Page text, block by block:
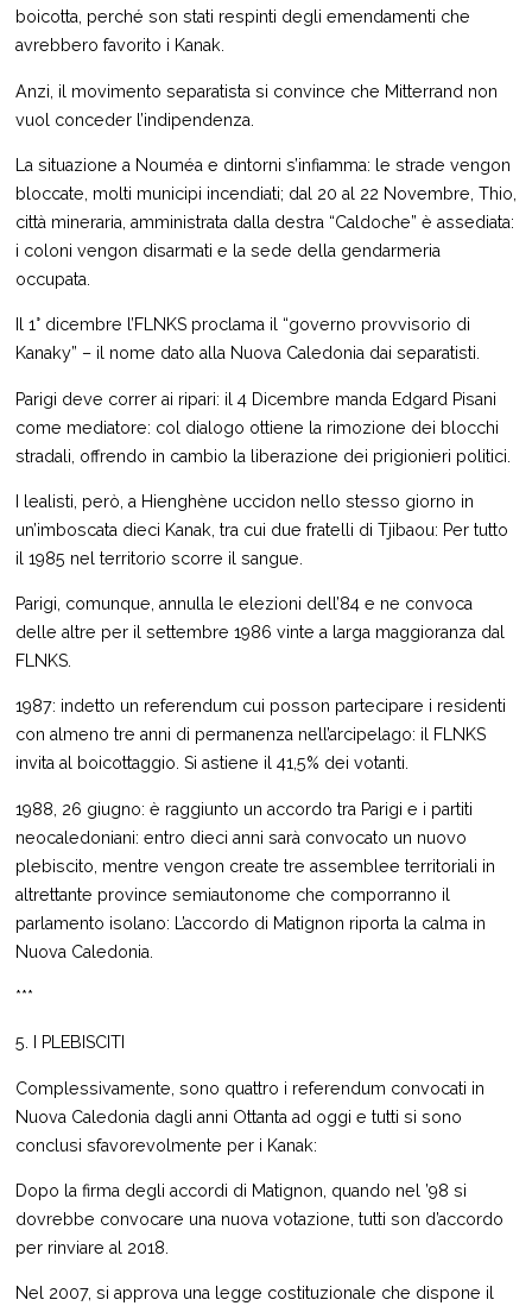
boicotta, perché son stati respinti degli emendamenti che
avrebbero favorito i Kanak.
Anzi, il movimento separatista si convince che Mitterrand non
vuol conceder l’indipendenza.
La situazione a Nouméa e dintorni s’infiamma: le strade vengon
bloccate, molti municipi incendiati; dal 20 al 22 Novembre, Thio,
città mineraria, amministrata dalla destra “Caldoche” è assediata:
i coloni vengon disarmati e la sede della gendarmeria
occupata.
Il 1° dicembre l’FLNKS proclama il “governo provvisorio di
Kanaky” – il nome dato alla Nuova Caledonia dai separatisti.
Parigi deve correr ai ripari: il 4 Dicembre manda Edgard Pisani
come mediatore: col dialogo ottiene la rimozione dei blocchi
stradali, offrendo in cambio la liberazione dei prigionieri politici.
I lealisti, però, a Hienghène uccidon nello stesso giorno in
un’imboscata dieci Kanak, tra cui due fratelli di Tjibaou: Per tutto
il 1985 nel territorio scorre il sangue.
Parigi, comunque, annulla le elezioni dell’84 e ne convoca
delle altre per il settembre 1986 vinte a larga maggioranza dal
FLNKS.
1987: indetto un referendum cui posson partecipare i residenti
con almeno tre anni di permanenza nell’arcipelago: il FLNKS
invita al boicottaggio. Si astiene il 41,5% dei votanti.
1988, 26 giugno: è raggiunto un accordo tra Parigi e i partiti
neocaledoniani: entro dieci anni sarà convocato un nuovo
plebiscito, mentre vengon create tre assemblee territoriali in
altrettante province semiautonome che comporranno il
parlamento isolano: L’accordo di Matignon riporta la calma in
Nuova Caledonia.
***
5. I PLEBISCITI
Complessivamente, sono quattro i referendum convocati in
Nuova Caledonia dagli anni Ottanta ad oggi e tutti si sono
conclusi sfavorevolmente per i Kanak:
Dopo la firma degli accordi di Matignon, quando nel ’98 si
dovrebbe convocare una nuova votazione, tutti son d’accordo
per rinviare al 2018.
Nel 2007, si approva una legge costituzionale che dispone il